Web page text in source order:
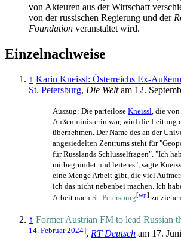
von Akteuren aus der Wirtschaft
von der russischen Regierung und der
Foundation veranstaltet wird.
Einzelnachweise
↑ Karin Kneissl: Österreichs Ex-
St. Petersburg, Die Weltam 12.
Auszug: Die parteilose Kneissl , die
Außenministerin war, wird die Leitung
übernehmen. Der Name des an der
angesiedelten Zentrums steht für
für Russlands Schlüsselfragen". "Ich
mitbegründet und leite es", sagte
eine Menge Arbeit gibt, die viel
ich das nicht nebenbei machen. Ich
Arbeit nach St. Petersburg[wp] zu
↑ Former Austrian FM to lead Russian
14. Februar 2024], RT Deutsch am 17.